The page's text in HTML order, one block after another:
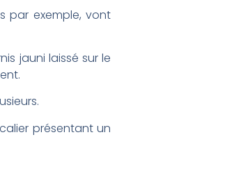
par exemple, vont
jauni laissé sur le
présentant un